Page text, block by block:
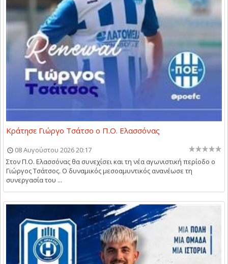
Κράτησε Γιώργο Τσάτσο ο Π.Ο. Ελασσόνας
08 Αυγούστου 2026 20:17
Στον Π.Ο. Ελασσόνας θα συνεχίσει και τη νέα αγωνιστική περίοδο ο
Γιώργος Τσάτσος. Ο δυναμικός μεσοαμυντικός ανανέωσε τη
συνεργασία του ...